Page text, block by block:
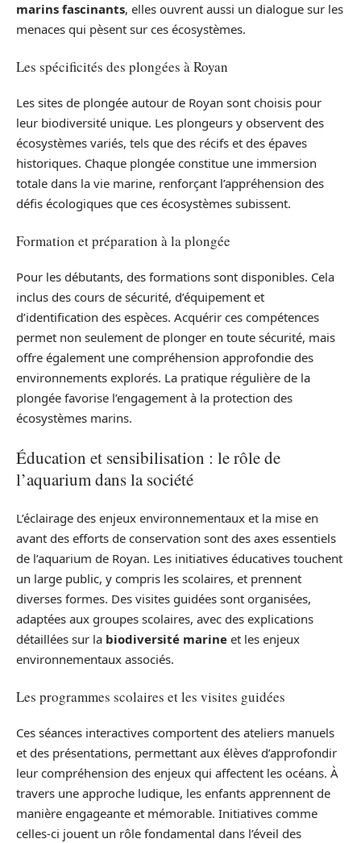
marins fascinants, elles ouvrent aussi un dialogue sur les
menaces qui pèsent sur ces écosystèmes.
Les spécificités des plongées à Royan
Les sites de plongée autour de Royan sont choisis pour
leur biodiversité unique. Les plongeurs y observent des
écosystèmes variés, tels que des récifs et des épaves
historiques. Chaque plongée constitue une immersion
totale dans la vie marine, renforçant l’appréhension des
défis écologiques que ces écosystèmes subissent.
Formation et préparation à la plongée
Pour les débutants, des formations sont disponibles. Cela
inclus des cours de sécurité, d’équipement et
d’identification des espèces. Acquérir ces compétences
permet non seulement de plonger en toute sécurité, mais
offre également une compréhension approfondie des
environnements explorés. La pratique régulière de la
plongée favorise l’engagement à la protection des
écosystèmes marins.
Éducation et sensibilisation : le rôle de
l’aquarium dans la société
L’éclairage des enjeux environnementaux et la mise en
avant des efforts de conservation sont des axes essentiels
de l’aquarium de Royan. Les initiatives éducatives touchent
un large public, y compris les scolaires, et prennent
diverses formes. Des visites guidées sont organisées,
adaptées aux groupes scolaires, avec des explications
détaillées sur la biodiversité marine et les enjeux
environnementaux associés.
Les programmes scolaires et les visites guidées
Ces séances interactives comportent des ateliers manuels
et des présentations, permettant aux élèves d’approfondir
leur compréhension des enjeux qui affectent les océans. À
travers une approche ludique, les enfants apprennent de
manière engageante et mémorable. Initiatives comme
celles-ci jouent un rôle fondamental dans l’éveil des